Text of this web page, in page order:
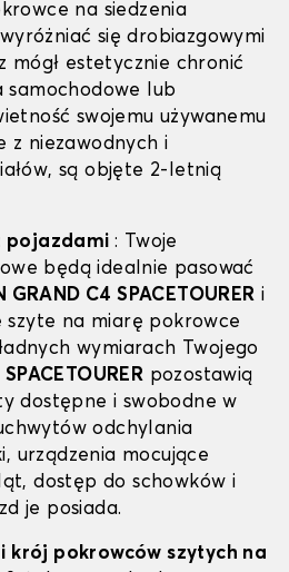
na siedzenia
się drobiazgowymi
mógł estetycznie chronić
samochodowe lub
swojemu używanemu
z niezawodnych i
są objęte 2-letnią
pojazdami : Twoje
będą idealnie pasować
GRAND C4 SPACETOURER i
szyte na miarę pokrowce
wymiarach Twojego
pozostawią
dostępne i swobodne w
odchylania
urządzenia mocujące
dostęp do schowków i
je posiada.
krój pokrowców szytych na